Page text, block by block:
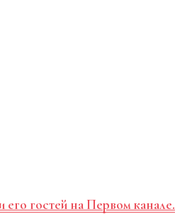
его гостей на Первом канале.